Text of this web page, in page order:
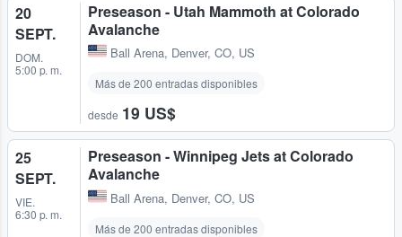
20
SEPT.
DOM.
5:00 p. m.
Preseason - Utah Mammoth at Colorado
Avalanche
Ball Arena, Denver, CO, US
Más de 200 entradas disponibles
desde 19 US$
25
SEPT.
VIE.
6:30 p. m.
Preseason - Winnipeg Jets at Colorado
Avalanche
Ball Arena, Denver, CO, US
Más de 200 entradas disponibles